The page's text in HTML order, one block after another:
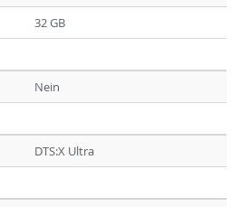
32 GB
Nein
DTS:X Ultra